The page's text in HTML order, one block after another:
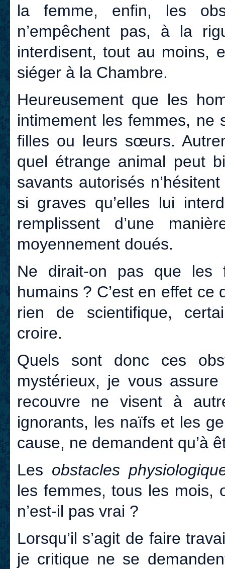
la femme, enfin, les
n’empêchent pas, à la
interdisent, tout au moins,
siéger à la Chambre.
Heureusement que les
intimement les femmes, ne
filles ou leurs sœurs.
quel étrange animal peut
savants autorisés
si graves qu’elles lui
remplissent d’une
moyennement doués.
Ne dirait-on pas que les
humains ? C’est en effet ce
rien de scientifique,
croire.
Quels sont donc ces
mystérieux, je vous
recouvre ne visent à
ignorants, les naïfs et les
cause, ne demandent qu’à
Les obstacles
les femmes, tous les mois,
n’est-il pas vrai ?
Lorsqu’il s’agit de faire
je critique ne se